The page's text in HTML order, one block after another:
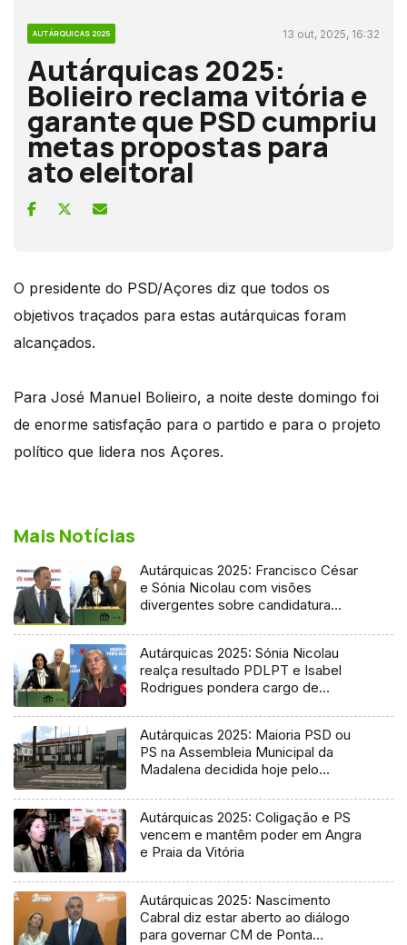
AUTÁRQUICAS 2025 13 out, 2025, 16:32
Autárquicas 2025:
Bolieiro reclama vitória e
garante que PSD cumpriu
metas propostas para
ato eleitoral
O presidente do PSD/Açores diz que todos os
objetivos traçados para estas autárquicas foram
alcançados.
Para José Manuel Bolieiro, a noite deste domingo foi
de enorme satisfação para o partido e para o projeto
político que lidera nos Açores.
Mais Notícias
Autárquicas 2025: Francisco César
e Sónia Nicolau com visões
divergentes sobre candidatura
Autárquicas 2025: Sónia Nicolau
realça resultado PDLPT e Isabel
Rodrigues pondera cargo de
Autárquicas 2025: Maioria PSD ou
PS na Assembleia Municipal da
Madalena decidida hoje pelo
Autárquicas 2025: Coligação e PS
vencem e mantêm poder em Angra
e Praia da Vitória
Autárquicas 2025: Nascimento
Cabral diz estar aberto ao diálogo
para governar CM de Ponta